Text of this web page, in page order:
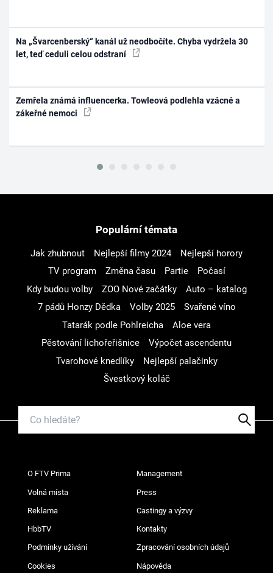
Na „Švarcenberský“ kanál už neodbočíte. Chyba vydržela 30
let, teď ceduli celou odstraní
Zemřela známá influencerka. Towleová podlehla vzácné a
zákeřné nemoci
Populární témata
Jak zhubnout Nejlepší filmy 2024
Nejlepší horory
TV program
Změna času Partie
Počasí
Kdy budou volby
ZOO Nové začátky
Auto – katalog
7 pádů Honzy Dědka
Volby 2025
Svařené víno
Tatarák podle Pohlreicha
Aloe vera
Pěstování lichořeřišnice
Výpočet ascendentu
Tvarohové knedlíky
Nejlepší palačinky
Švestkový koláč
O FTV Prima Management
Volná místa Press
Reklama Castingy a výzvy
HbbTV Kontakty
Podmínky užívání Zpracování osobních údajů
Cookies Nápověda